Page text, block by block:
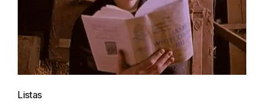
Listas